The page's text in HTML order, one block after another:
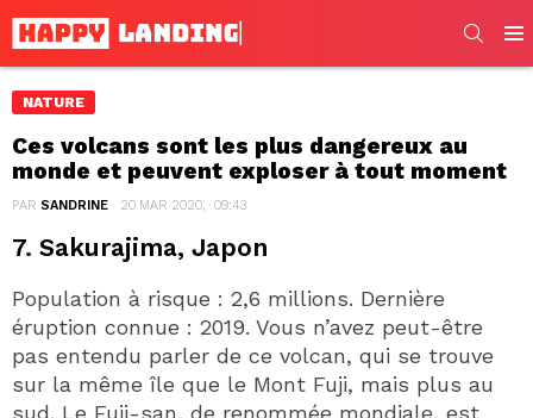
NATURE
Ces volcans sont les plus dangereux au
monde et peuvent exploser à tout moment
PAR SANDRINE 20 MAR 2020, · 09:43
7. Sakurajima, Japon
Population à risque : 2,6 millions. Dernière
éruption connue : 2019. Vous n’avez peut-être
pas entendu parler de ce volcan, qui se trouve
sur la même île que le Mont Fuji, mais plus au
sud. Le Fuji-san, de renommée mondiale, est